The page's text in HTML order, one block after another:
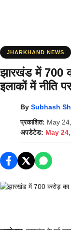
JHARKHAND NEWS
झारखंड में 700
इलाकों में नीति
By Subhash
प्रकाशित: May
अपडेटेड: May